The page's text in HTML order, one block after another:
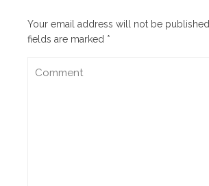
Your email address will not be published.
fields are marked *